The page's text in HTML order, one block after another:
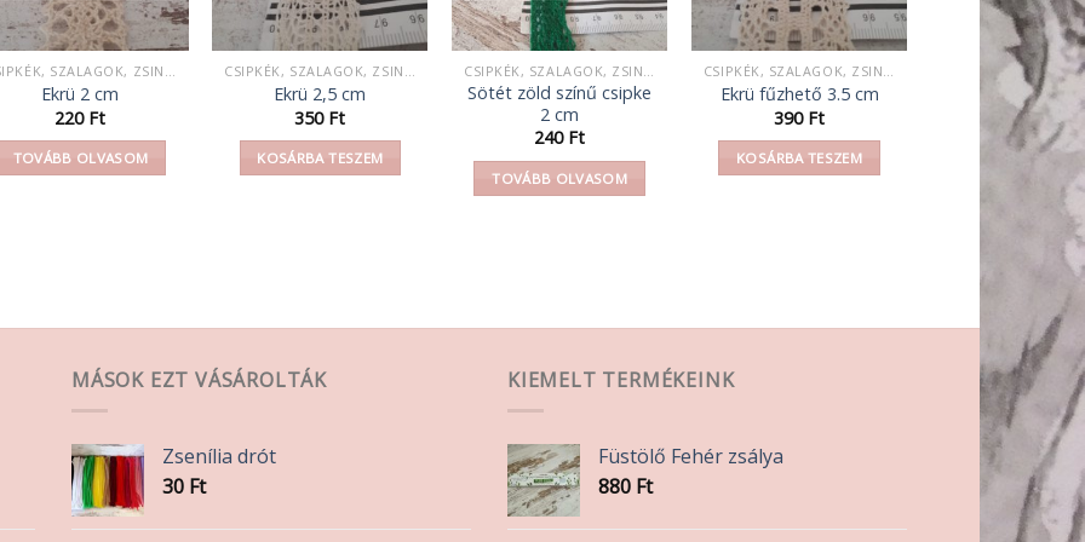
Ekrü 2 cm
220 Ft
TOVÁBB OLVASOM
Ekrü 2,5 cm
350 Ft
KOSÁRBA TESZEM
Sötét zöld színű csipke
2 cm
240 Ft
TOVÁBB OLVASOM
Ekrü fűzhető 3.5 cm
390 Ft
KOSÁRBA TESZEM
MÁSOK EZT VÁSÁROLTÁK
Zsenília drót
30 Ft
KIEMELT TERMÉKEINK
Füstölő Fehér zsálya
880 Ft